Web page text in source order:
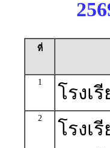
ที่
1
โรงเ
2
โรงเ